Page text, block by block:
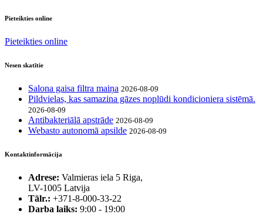
Pieteikties online
Pieteikties online
Nesen skatītie
Salona gaisa filtra maiņa 2026-08-09
Pildvielas, kas samazina gāzes noplūdi kondicioniera sistēmā.
2026-08-09
Antibakteriālā apstrāde 2026-08-09
Webasto autonomā apsilde 2026-08-09
Kontaktinformācija
Adrese: Valmieras iela 5 Riga,
LV-1005 Latvija
Tālr.: +371-8-000-33-22
Darba laiks: 9:00 - 19:00